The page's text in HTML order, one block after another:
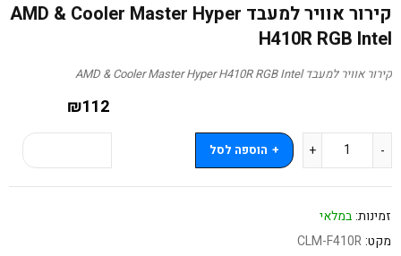
קירור אוויר למעבד AMD & Cooler Master Hyper
H410R RGB Intel
קירור אוויר למעבד AMD & Cooler Master Hyper H410R RGB Intel
₪112
הוספה לסל
זמינות:במלאי
מקט:CLM-F410R